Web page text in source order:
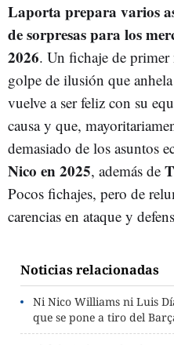
Laporta prepara varios
de sorpresas para los
2026. Un fichaje de
golpe de ilusión que
vuelve a ser feliz con su
causa y que,
demasiado de los asuntos
Nico en 2025, además de
Pocos fichajes, pero de
carencias en ataque y
Noticias relacionadas
Ni Nico Williams ni Luis
que se pone a tiro del